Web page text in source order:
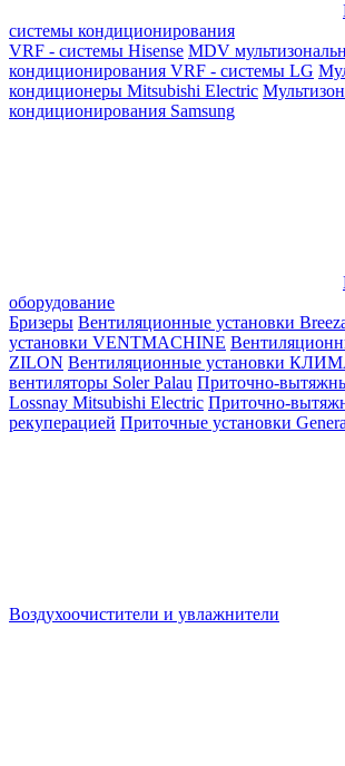
системы кондиционирования
VRF - системы Hisense MDV
кондиционирования VRF - системы LG
кондиционеры Mitsubishi Electric
кондиционирования Samsung
оборудование
Бризеры Вентиляционные установки
установки VENTMACHINE
ZILON Вентиляционные установки
вентиляторы Soler Palau Приточно-
Lossnay Mitsubishi Electric Приточно-
рекуперацией Приточные установки
Воздухоочистители и увлажнители